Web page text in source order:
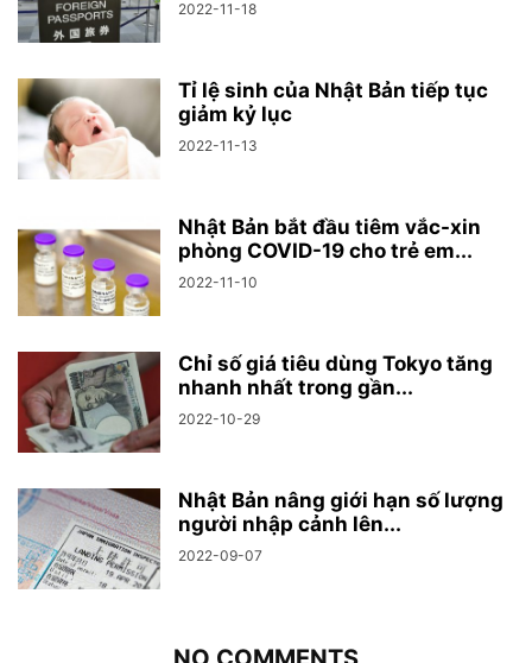
2022-11-18
Tỉ lệ sinh của Nhật Bản tiếp tục
giảm kỷ lục
2022-11-13
Nhật Bản bắt đầu tiêm vắc-xin
phòng COVID-19 cho trẻ em...
2022-11-10
Chỉ số giá tiêu dùng Tokyo tăng
nhanh nhất trong gần...
2022-10-29
Nhật Bản nâng giới hạn số lượng
người nhập cảnh lên...
2022-09-07